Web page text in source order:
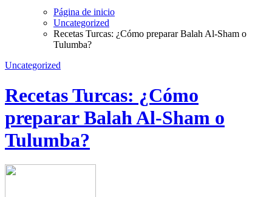
Página de inicio
Uncategorized
Recetas Turcas: ¿Cómo preparar Balah Al-Sham o
Tulumba?
Uncategorized
Recetas Turcas: ¿Cómo
preparar Balah Al-Sham o
Tulumba?